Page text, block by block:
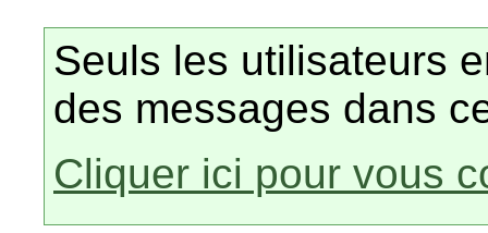
Seuls les utilisateurs
des messages dans
Cliquer ici pour vous